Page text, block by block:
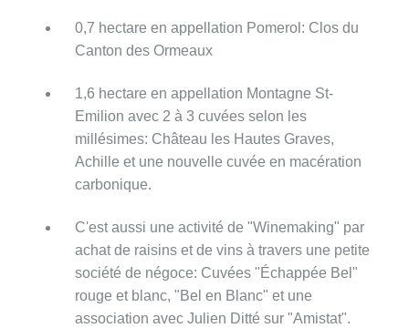
0,7 hectare en appellation Pomerol: Clos du
Canton des Ormeaux
1,6 hectare en appellation Montagne St-
Emilion avec 2 à 3 cuvées selon les
millésimes: Château les Hautes Graves,
Achille et une nouvelle cuvée en macération
carbonique.
C'est aussi une activité de "Winemaking" par
achat de raisins et de vins à travers une petite
société de négoce: Cuvées "Échappée Bel"
rouge et blanc, "Bel en Blanc" et une
association avec Julien Ditté sur "Amistat".